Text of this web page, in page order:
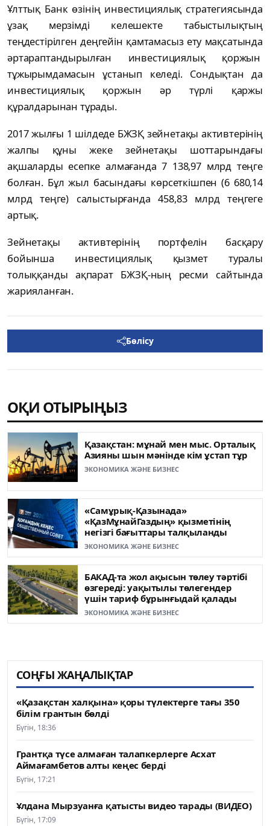
Ұлттық Банк өзінің инвестициялық стратегиясында
ұзақ мерзімді келешекте табыстылықтың
теңдестірілген деңгейін қамтамасыз ету мақсатында
әртараптандырылған инвестициялық қоржын
тұжырымдамасын ұстанып келеді. Сондықтан да
инвестициялық қоржын әр түрлі қаржы
құралдарынан тұрады.
2017 жылғы 1 шілдеде БЖЗҚ зейнетақы активтерінің
жалпы құны жеке зейнетақы шоттарындағы
ақшаларды есепке алмағанда 7 138,97 млрд теңге
болған. Бұл жыл басындағы көрсеткішпен (6 680,14
млрд теңге) салыстырғанда 458,83 млрд теңгеге
артық.
Зейнетақы активтерінің портфелін басқару
бойынша инвестициялық қызмет туралы
толыққанды ақпарат БЖЗҚ-ның ресми сайтында
жарияланған.
Бөлісу
ОҚИ ОТЫРЫҢЫЗ
Қазақстан: мұнай мен мыс. Орталық
Азияны шын мәнінде кім ұстап тұр
ЭКОНОМИКА ЖӘНЕ БИЗНЕС
«Самұрық-Қазынада»
«ҚазМұнайГаздың» қызметінің
негізгі бағыттары талқыланды
ЭКОНОМИКА ЖӘНЕ БИЗНЕС
БАКАД-та жол ақысын төлеу тәртібі
өзгереді: уақытылы төлегендер
үшін тариф бұрынғыдай қалады
ЭКОНОМИКА ЖӘНЕ БИЗНЕС
СОҢҒЫ ЖАҢАЛЫҚТАР
«Қазақстан халқына» қоры түлектерге тағы 350
білім грантын бөлді
Бүгін, 18:36
Грантқа түсе алмаған талапкерлерге Асхат
Аймағамбетов алты кеңес берді
Бүгін, 17:21
Ұлдана Мырзуанға қатысты видео тарады (ВИДЕО)
Бүгін, 17:09